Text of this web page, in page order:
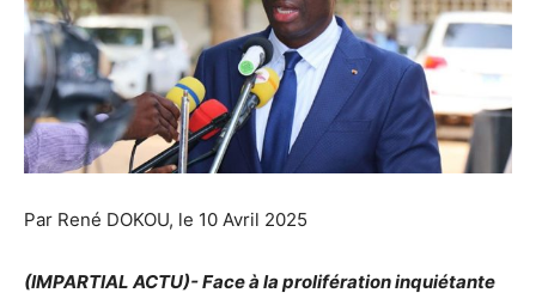
Par René DOKOU, le 10 Avril 2025
(IMPARTIAL ACTU)- Face à la prolifération inquiétante